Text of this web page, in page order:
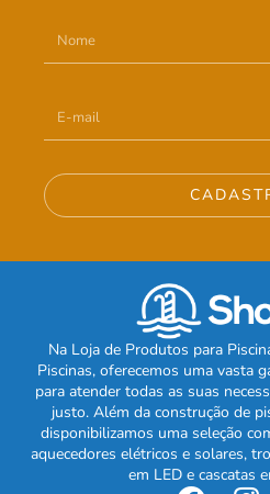
Na Loja de Produtos para
Piscinas, oferecemos uma vasta
para atender todas as suas
justo. Além da construção de
disponibilizamos uma seleção
aquecedores elétricos e solares,
em LED e cascatas